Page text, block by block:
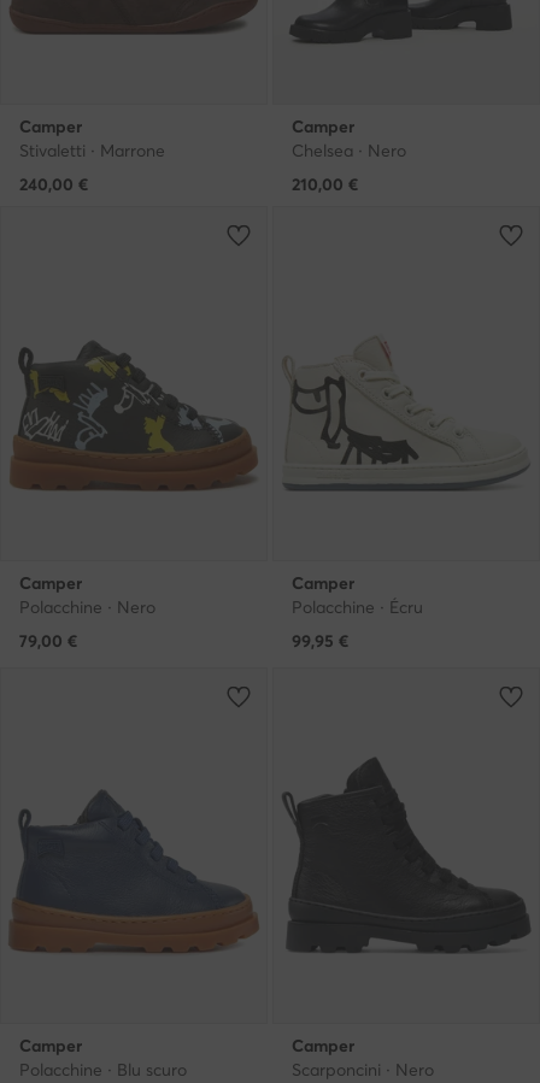
Camper
Stivaletti · Marrone
240,00 €
Camper
Chelsea · Nero
210,00 €
Camper
Polacchine · Nero
79,00 €
Camper
Polacchine · Écru
99,95 €
Camper
Polacchine · Blu scuro
Camper
Scarponcini · Nero